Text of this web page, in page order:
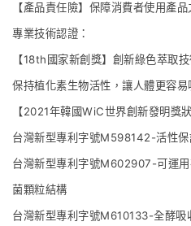
【產品責任險】保障消費者使⽤產
專業技術認證：
【18th國家新創獎】創新綠色萃取
保持植化素生物活性，讓人體更容易
【2021年韓國WiC世界創新發明獎
台灣新型專利字號M598142-活性保
台灣新型專利字號M602907-可運
菌顆粒結構
台灣新型專利字號M610133-全酵吸